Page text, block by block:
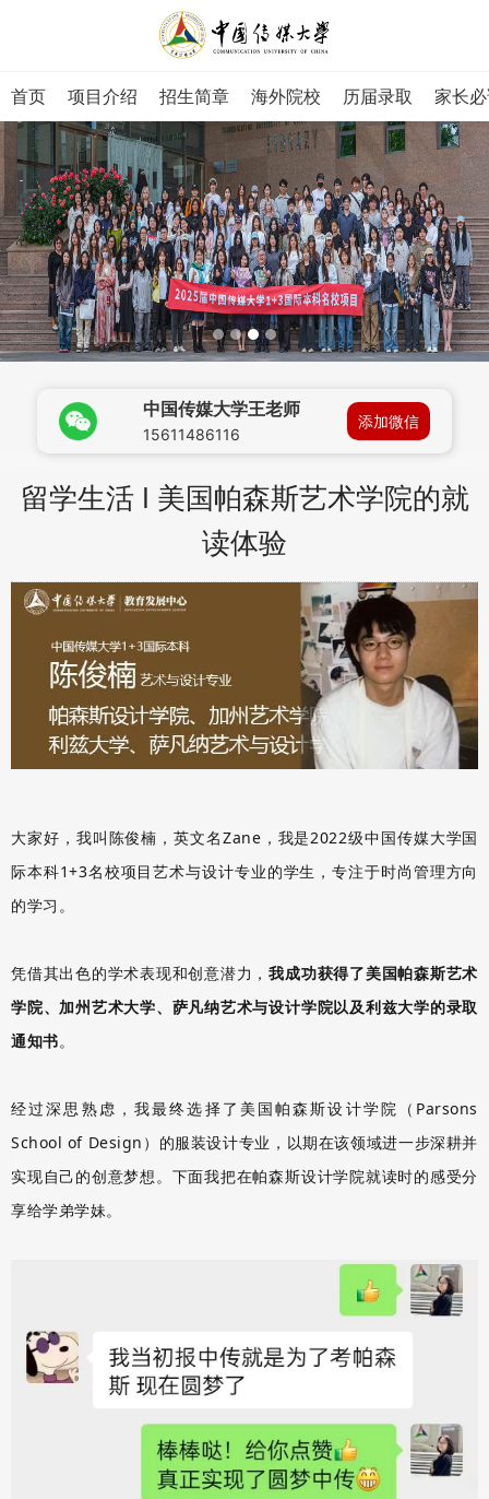
首页 项目介绍 招生简章 海外院校 历届录取 家长
中国传媒大学王老师
15611486116
添加微信
留学生活 Ι 美国帕森斯艺术学院的就
读体验
大家好，我叫陈俊楠，英文名Zane，我是2022级中国传媒大学国
际本科1+3名校项目艺术与设计专业的学生，专注于时尚管理方向
的学习。
凭借其出色的学术表现和创意潜力，我成功获得了美国帕森斯艺术
学院、加州艺术大学、萨凡纳艺术与设计学院以及利兹大学的录取
通知书。
经过深思熟虑，我最终选择了美国帕森斯设计学院（Parsons
School of Design）的服装设计专业，以期在该领域进一步深耕并
实现自己的创意梦想。下面我把在帕森斯设计学院就读时的感受分
享给学弟学妹。